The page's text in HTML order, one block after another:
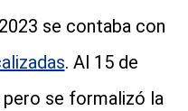
se contaba con
. Al 15 de
se formalizó la